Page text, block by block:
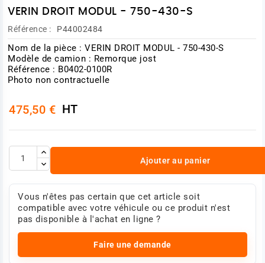
VERIN DROIT MODUL - 750-430-S
Référence : P44002484
Nom de la pièce : VERIN DROIT MODUL - 750-430-S
Modèle de camion : Remorque jost
Référence : B0402-0100R
Photo non contractuelle
475,50 € HT
Ajouter au panier
Vous n'êtes pas certain que cet article soit
compatible avec votre véhicule ou ce produit n'est
pas disponible à l'achat en ligne ?
Faire une demande